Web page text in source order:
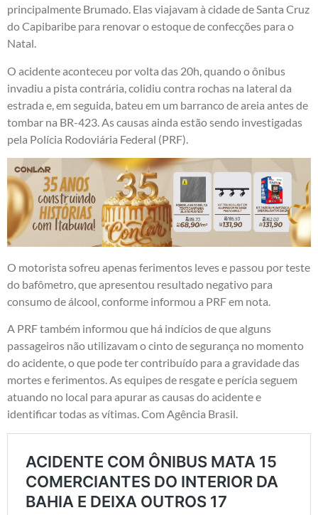
principalmente Brumado. Elas viajavam à cidade de Santa Cruz
do Capibaribe para renovar o estoque de confecções para o
Natal.
O acidente aconteceu por volta das 20h, quando o ônibus
invadiu a pista contrária, colidiu contra rochas na lateral da
estrada e, em seguida, bateu em um barranco de areia antes de
tombar na BR-423. As causas ainda estão sendo investigadas
pela Polícia Rodoviária Federal (PRF).
O motorista sofreu apenas ferimentos leves e passou por teste
do bafômetro, que apresentou resultado negativo para
consumo de álcool, conforme informou a PRF em nota.
A PRF também informou que há indícios de que alguns
passageiros não utilizavam o cinto de segurança no momento
do acidente, o que pode ter contribuído para a gravidade das
mortes e ferimentos. As equipes de resgate e perícia seguem
atuando no local para apurar as causas do acidente e
identificar todas as vítimas. Com Agência Brasil.